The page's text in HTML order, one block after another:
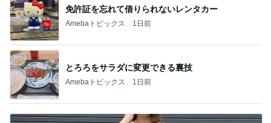
免許証を忘れて借りられないレンタカー
Amebaトピックス 1日前
とろろをサラダに変更できる裏技
Amebaトピックス 1日前